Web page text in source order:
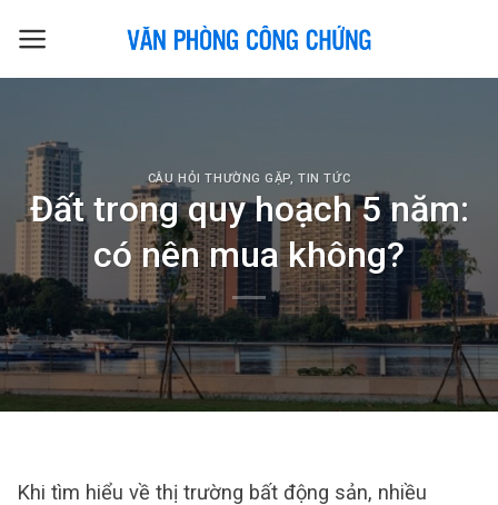
CÂU HỎI THƯỜNG GẶP,TIN TỨC
Đất trong quy hoạch 5 năm:
có nên mua không?
Khi tìm hiểu về thị trường bất động sản, nhiều